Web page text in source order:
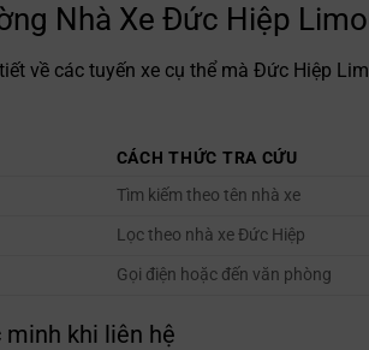
Nhà Xe Đức Hiệp
về các tuyến xe cụ thể mà Đức Hiệp
CÁCH THỨC TRA CỨU
Tìm kiếm theo tên nhà xe
Lọc theo nhà xe Đức Hiệp
Gọi điện hoặc đến văn phòng
khi liên hệ